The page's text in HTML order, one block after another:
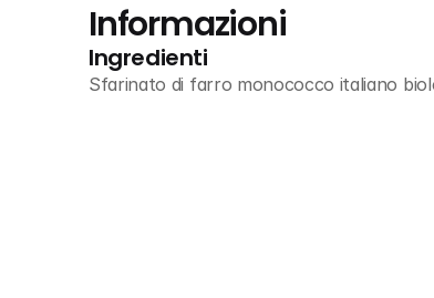
Informazioni
Ingredienti
Sfarinato di farro monococco italiano